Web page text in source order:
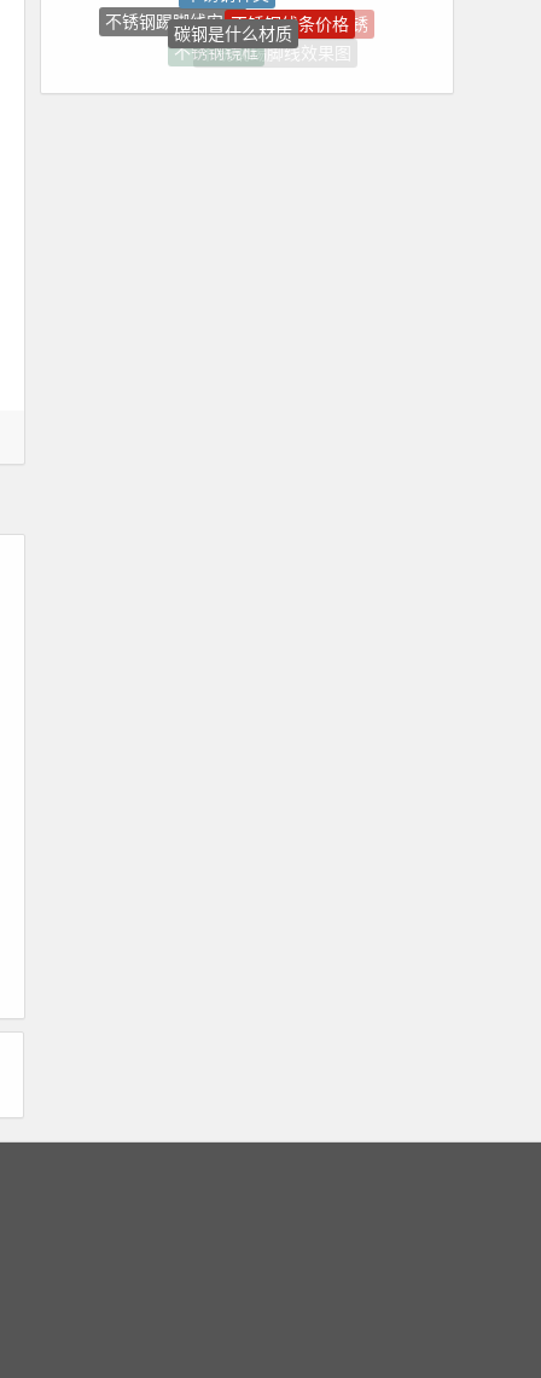
不锈钢清洗
不锈钢生锈
不锈钢踢脚线效果图
不锈钢镜框
不锈钢踢脚线安装不锈钢线条价格
碳钢是什么材质